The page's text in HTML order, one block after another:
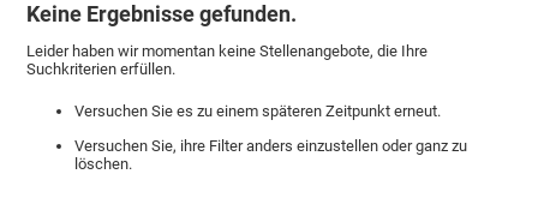
Keine Ergebnisse gefunden.
Leider haben wir momentan keine Stellenangebote, die Ihre
Suchkriterien erfüllen.
Versuchen Sie es zu einem späteren Zeitpunkt erneut.
Versuchen Sie, ihre Filter anders einzustellen oder ganz zu
löschen.